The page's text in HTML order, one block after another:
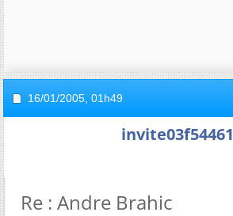
16/01/2005, 01h49
invite03f54461
Re : Andre Brahic